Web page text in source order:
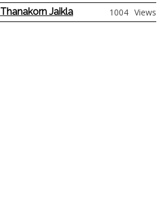
Thanakorn Jaikla 1004 Views